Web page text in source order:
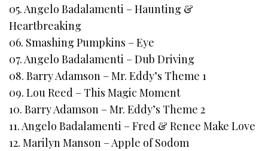
05. Angelo Badalamenti – Haunting &
Heartbreaking
06. Smashing Pumpkins – Eye
07. Angelo Badalamenti – Dub Driving
08. Barry Adamson – Mr. Eddy’s Theme 1
09. Lou Reed – This Magic Moment
10. Barry Adamson – Mr. Eddy’s Theme 2
11. Angelo Badalamenti – Fred & Renee Make Love
12. Marilyn Manson – Apple of Sodom